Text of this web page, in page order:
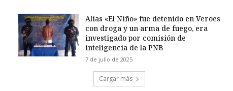
Alias «El Niño» fue detenido en Veroes
con droga y un arma de fuego, era
investigado por comisión de
inteligencia de la PNB
7 de julio de 2025
Cargar más